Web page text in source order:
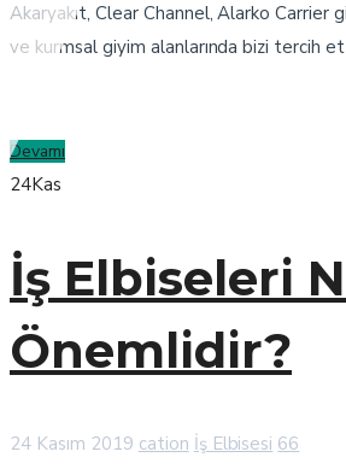
Akaryakıt, Clear Channel, Alarko Carrier
ve kurmsal giyim alanlarında bizi tercih
Devamı
24Kas
İş Elbiseleri
Önemlidir?
24 Kasım 2019 cation İş Elbisesi 66